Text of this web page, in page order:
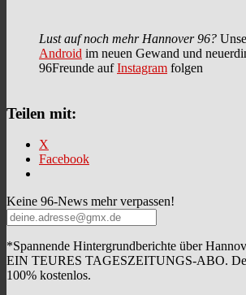
Lust auf noch mehr Hannover 96?
Android im neuen Gewand und
96Freunde aufInstagram folgen
Teilen mit:
X
Facebook
Keine 96-News mehr verpassen!
*Spannende Hintergrundberichte über
EIN TEURES TAGESZEITUNGS-ABO.
100% kostenlos.